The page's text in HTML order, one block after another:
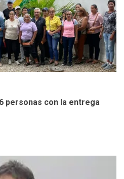
personas con la entrega